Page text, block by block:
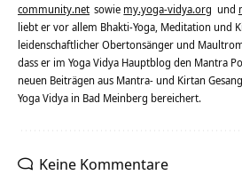
community.net sowie my.yoga-vidya.org und
liebt er vor allem Bhakti-Yoga, Meditation und
leidenschaftlicher Obertonsänger und
dass er im Yoga Vidya Hauptblog den Mantra
neuen Beiträgen aus Mantra- und Kirtan
Yoga Vidya in Bad Meinberg bereichert.
Keine Kommentare